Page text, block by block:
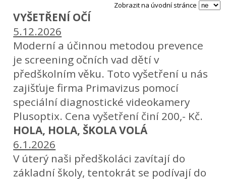
Zobrazit na úvodní stránce
VYŠETŘENÍ OČÍ
5.12.2026
Moderní a účinnou metodou prevence
je screening očních vad dětí v
předškolním věku. Toto vyšetření u nás
zajišťuje firma Primavizus pomocí
speciální diagnostické videokamery
Plusoptix. Cena vyšetření činí 200,- Kč.
HOLA, HOLA, ŠKOLA VOLÁ
6.1.2026
V úterý naši předškoláci zavítají do
základní školy, tentokrát se podívají do